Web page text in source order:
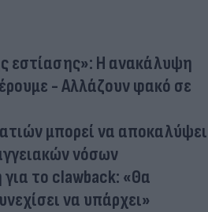
εστίασης»: Η ανακάλυψη
- Αλλάζουν φακό σε
μπορεί να αποκαλύψει
νόσων
το clawback: «Θα
να υπάρχει»